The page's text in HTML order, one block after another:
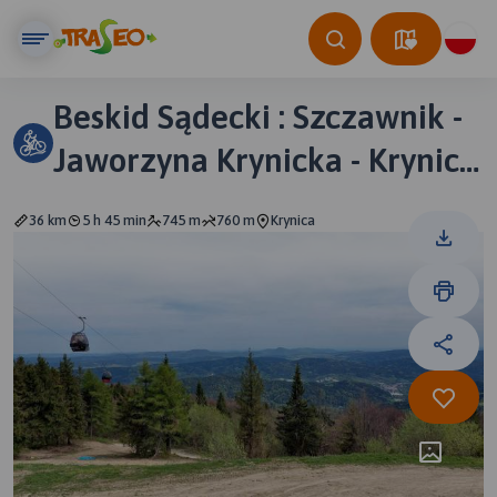
Beskid Sądecki : Szczawnik -
Jaworzyna Krynicka - Krynica
36 km 5 h 45 min 745 m 760 m Krynica